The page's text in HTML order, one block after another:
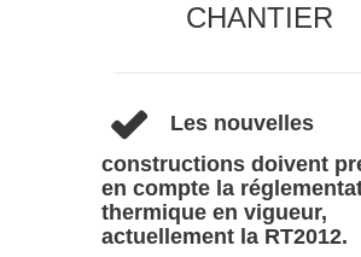
CHANTIER
Les nouvelles
constructions doivent
en compte la
thermique en vigueur,
actuellement la RT2012.